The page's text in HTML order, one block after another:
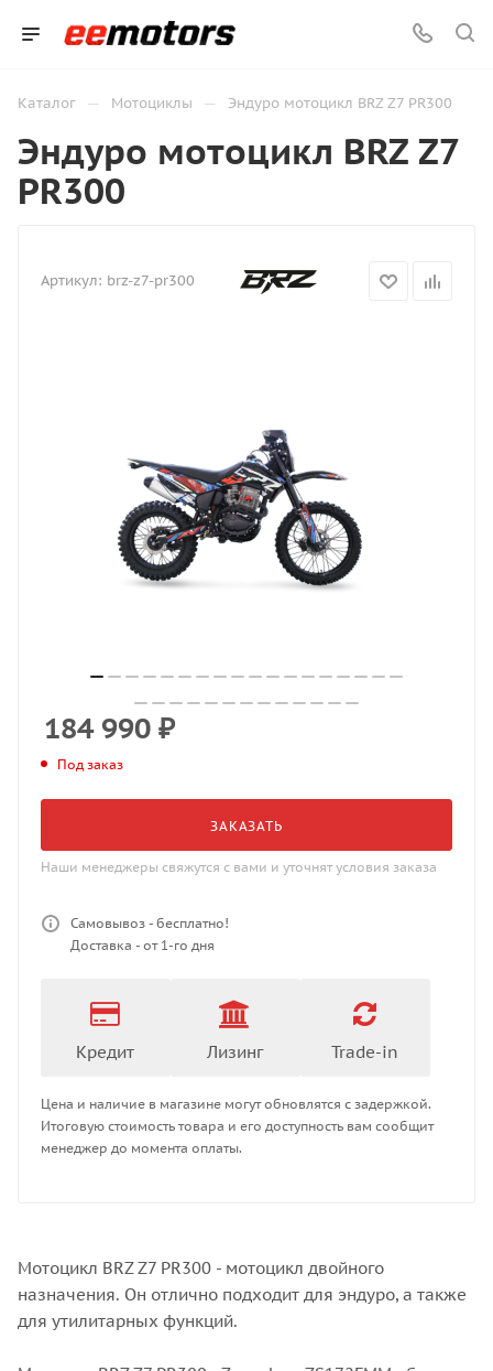
Каталог — Мотоциклы — Эндуро мотоцикл BRZ Z7 PR300
Эндуро мотоцикл BRZ Z7
PR300
Артикул: brz-z7-pr300
184 990 ₽
Под заказ
ЗАКАЗАТЬ
Наши менеджеры свяжутся с вами и уточнят условия заказа
Самовывоз - бесплатно!
Доставка - от 1-го дня
Кредит Лизинг Trade-in
Цена и наличие в магазине могут обновлятся с задержкой.
Итоговую стоимость товара и его доступность вам сообщит
менеджер до момента оплаты.
Мотоцикл BRZ Z7 PR300 - мотоцикл двойного
назначения. Он отлично подходит для эндуро, а также
для утилитарных функций.